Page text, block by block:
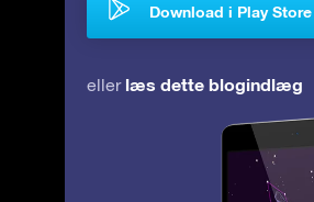
Download i Play Store
eller læs dette blogindlæg